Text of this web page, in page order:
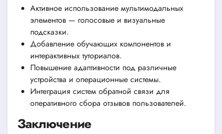
Активное использование мультимодальных
элементов — голосовые и визуальные
подсказки.
Добавление обучающих компонентов и
интерактивных туториалов.
Повышение адаптивности под различные
устройства и операционные системы.
Интеграция систем обратной связи для
оперативного сбора отзывов пользователей.
Заключение